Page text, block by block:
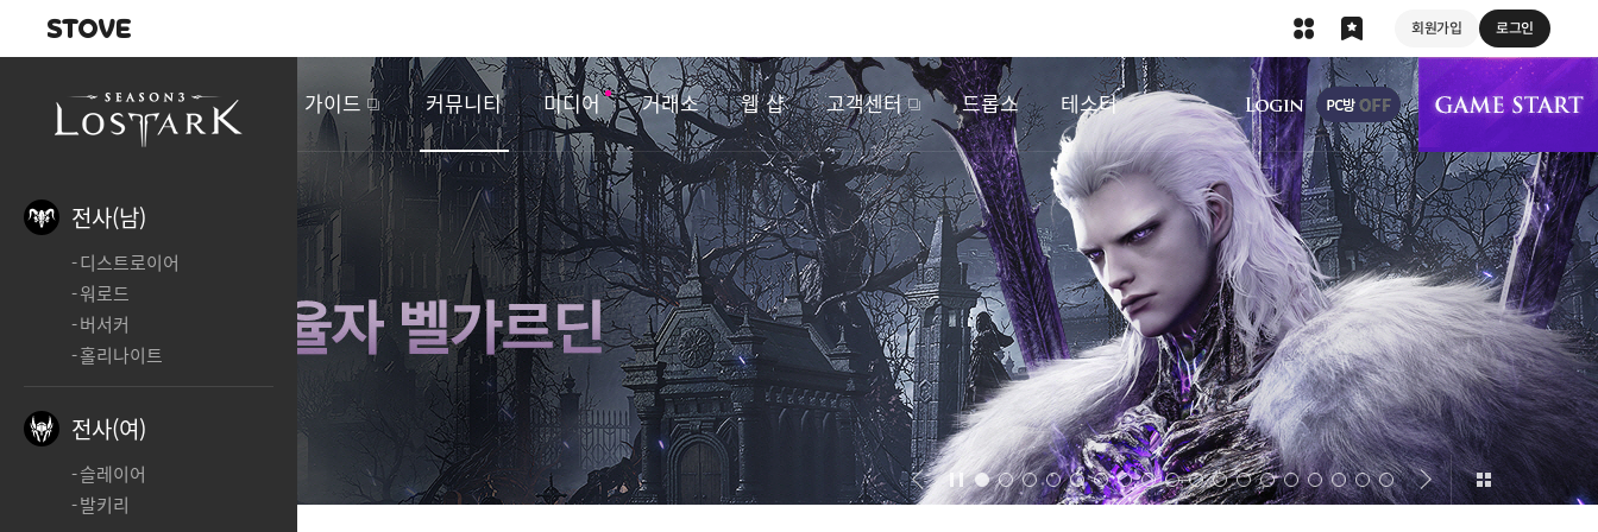
회원가입 로그인
새소식 게임정보 가이드 커뮤니티 미디어 거래소 웹 샵 고객센터 드롭스 테스터
상단 메뉴
전사(남)
디스트로이어
워로드
버서커
홀리나이트
전사(여)
슬레이어
발키리